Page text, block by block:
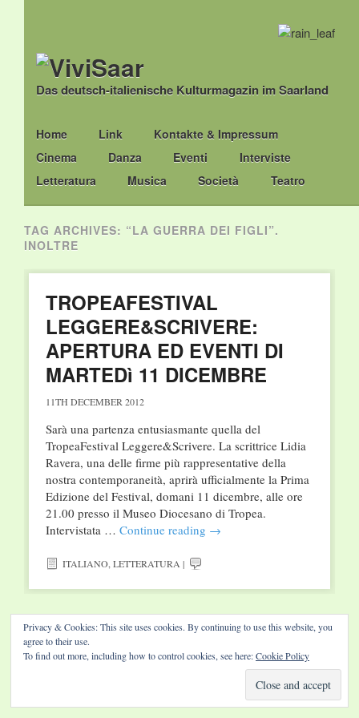
Das deutsch-italienische Kulturmagazin im Saarland
Main menu
Skip
to
content
Home Link
Kontakte & Impressum
Cinema
Danza Eventi
Interviste
Letteratura
Musica Società Teatro
TAG ARCHIVES: “LA GUERRA DEI FIGLI”.
INOLTRE
TROPEAFESTIVAL
LEGGERE&SCRIVERE:
APERTURA ED EVENTI DI
MARTEDì 11 DICEMBRE
11TH DECEMBER 2012
Sarà una partenza entusiasmante quella del
TropeaFestival Leggere&Scrivere. La scrittrice Lidia
Ravera, una delle firme più rappresentative della
nostra contemporaneità, aprirà ufficialmente la Prima
Edizione del Festival, domani 11 dicembre, alle ore
21.00 presso il Museo Diocesano di Tropea.
Intervistata … Continue reading →
ITALIANO,LETTERATURA |
Privacy & Cookies: This site uses cookies. By continuing to use this website, you
agree to their use.
To find out more, including how to control cookies, see here:Cookie Policy